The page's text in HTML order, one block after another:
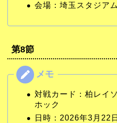
会場：埼玉スタジア
第8節
対戦カード：柏レイ
ホック
日時：2026年3月22